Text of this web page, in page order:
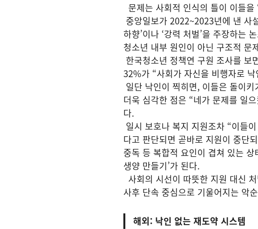
문제는 사회적 인식의 틀이 이들을
중앙일보가 2022~2023년에 낸 사
하향’이나 ‘강력 처벌’을 주장하는
청소년 내부 원인이 아닌 구조적 문
한국청소년 정책연 구원 조사를 보
32%가 “사회가 자신을 비행자로
일단 낙인이 찍히면, 이들은 돌이
더욱 심각한 점은 “네가 문제를 일
다.
일시 보호나 복지 지원조차 “이들
다고 판단되면 곧바로 지원이 중단
중독 등 복합적 요인이 겹쳐 있는
생양 만들기’가 된다.
사회의 시선이 따뜻한 지원 대신
사후 단속 중심으로 기울어지는 악
해외: 낙인 없는 재도약 시스템